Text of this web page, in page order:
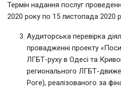
Термін надання послуг
2020 року по 15 листопада 2020
Аудиторська перевірка
провадженні проекту
ЛГБТ-руху в Одесі та
регионального ЛГБТ-
Роге), реалізованого за